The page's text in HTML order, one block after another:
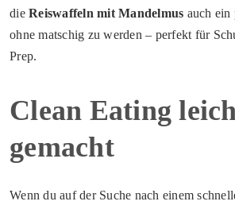
die Reiswaffeln mit Mandelmus auch ein
ohne matschig zu werden – perfekt für
Prep.
Clean Eating
gemacht
Wenn du auf der Suche nach einem